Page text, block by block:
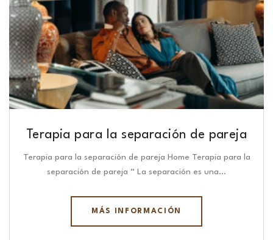
Terapia para la separación de pareja
Terapia para la separación de pareja Home Terapia para la
separación de pareja “ La separación es una…
MÁS INFORMACIÓN